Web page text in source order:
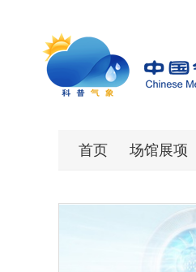
首页 场馆展项